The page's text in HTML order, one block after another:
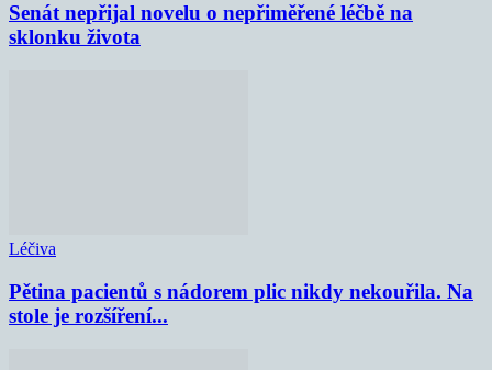
Senát nepřijal novelu o nepřiměřené léčbě na
sklonku života
Léčiva
Pětina pacientů s nádorem plic nikdy nekouřila. Na
stole je rozšíření...